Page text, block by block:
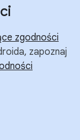
zgodności
zapoznaj